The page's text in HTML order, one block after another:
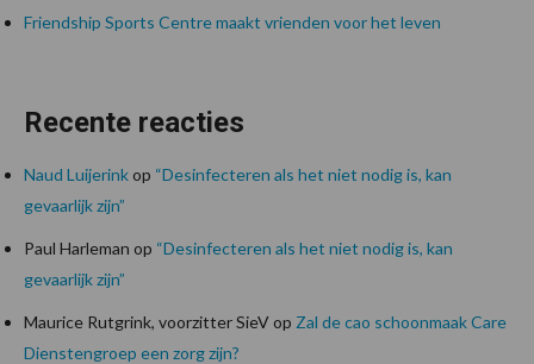
Friendship Sports Centre maakt vrienden voor het leven
Recente reacties
Naud Luijerinkop “Desinfecteren als het niet nodig is, kan
gevaarlijk zijn”
Paul Harleman op “Desinfecteren als het niet nodig is, kan
gevaarlijk zijn”
Maurice Rutgrink, voorzitter SieVop Zal de cao schoonmaak Care
Dienstengroep een zorg zijn?